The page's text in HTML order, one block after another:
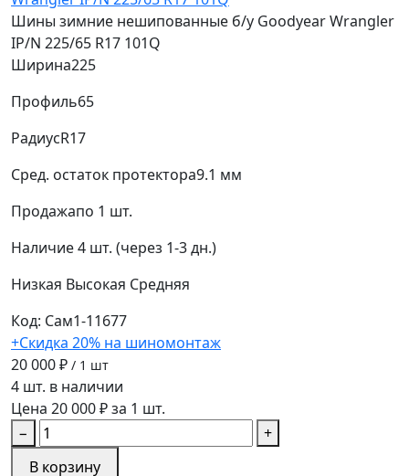
Шины зимние нешипованные б/у Goodyear Wrangler
IP/N 225/65 R17 101Q
Ширина225
Профиль65
РадиусR17
Сред. остаток протектора9.1 мм
Продажапо 1 шт.
Наличие4 шт. (через 1-3 дн.)
Низкая Высокая Средняя
Код: Сам1-11677
+Скидка 20% на шиномонтаж
20 000 ₽ / 1 шт
4 шт. в наличии
Цена 20 000 ₽ за 1 шт.
−
+
В корзину